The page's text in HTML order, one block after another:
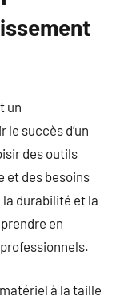
un
succès d’un
des outils
et des besoins
durabilité et la
en
à la taille